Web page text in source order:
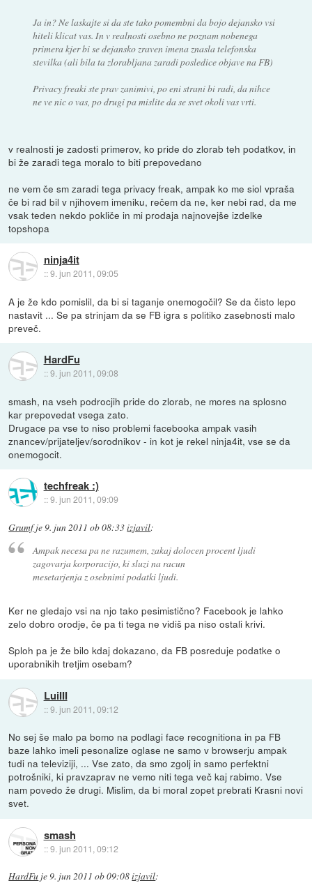
Ja in? Ne laskajte si da ste tako pomembni da bojo dejansko vsi
hiteli klicat vas. In v realnosti osebno ne poznam nobenega
primera kjer bi se dejansko zraven imena znasla telefonska
stevilka (ali bila ta zlorabljana zaradi posledice objave na FB)
Privacy freaki ste prav zanimivi, po eni strani bi radi, da nihce
ne ve nic o vas, po drugi pa mislite da se svet okoli vas vrti.
v realnosti je zadosti primerov, ko pride do zlorab teh podatkov, in
bi že zaradi tega moralo to biti prepovedano
ne vem če sm zaradi tega privacy freak, ampak ko me siol vpraša
če bi rad bil v njihovem imeniku, rečem da ne, ker nebi rad, da me
vsak teden nekdo pokliče in mi prodaja najnovejše izdelke
topshopa
ninja4it
::9. jun 2011, 09:05
A je že kdo pomislil, da bi si taganje onemogočil? Se da čisto lepo
nastavit ... Se pa strinjam da se FB igra s politiko zasebnosti malo
preveč.
HardFu
::9. jun 2011, 09:08
smash, na vseh podrocjih pride do zlorab, ne mores na splosno
kar prepovedat vsega zato.
Drugace pa vse to niso problemi facebooka ampak vasih
znancev/prijateljev/sorodnikov - in kot je rekel ninja4it, vse se da
onemogocit.
techfreak :)
::9. jun 2011, 09:09
Grumfje9. jun 2011 ob 08:33izjavil:
Ampak necesa pa ne razumem, zakaj dolocen procent ljudi
zagovarja korporacijo, ki sluzi na racun
mesetarjenja z osebnimi podatki ljudi.
Ker ne gledajo vsi na njo tako pesimistično? Facebook je lahko
zelo dobro orodje, če pa ti tega ne vidiš pa niso ostali krivi.
Sploh pa je že bilo kdaj dokazano, da FB posreduje podatke o
uporabnikih tretjim osebam?
LuiIII
::9. jun 2011, 09:12
No sej še malo pa bomo na podlagi face recognitiona in pa FB
baze lahko imeli pesonalize oglase ne samo v browserju ampak
tudi na televiziji, ... Vse zato, da smo zgolj in samo perfektni
potrošniki, ki pravzaprav ne vemo niti tega več kaj rabimo. Vse
nam povedo že drugi. Mislim, da bi moral zopet prebrati Krasni novi
svet.
smash
::9. jun 2011, 09:12
HardFu je9. jun 2011 ob 09:08izjavil: